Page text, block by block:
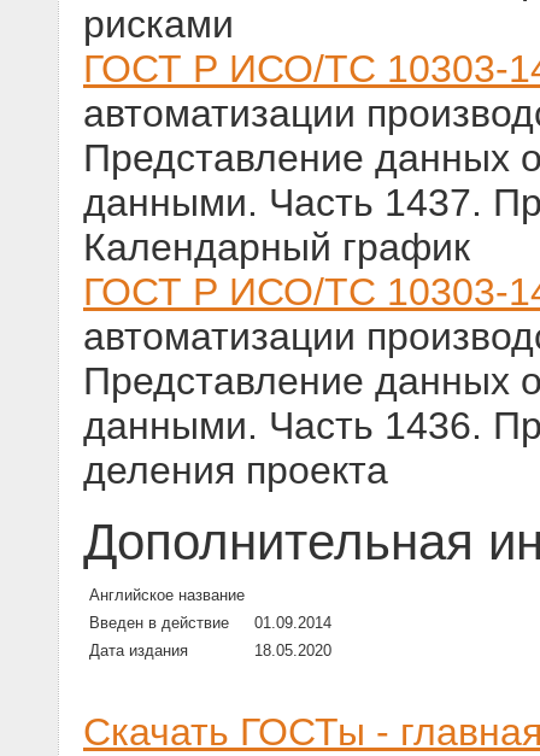
рисками
ГОСТ Р ИСО/ТС 10303-
автоматизации
Представление данных
данными. Часть 1437.
Календарный график
ГОСТ Р ИСО/ТС 10303-
автоматизации
Представление данных
данными. Часть 1436.
деления проекта
Дополнительная
Английское название
Введен в действие
01.09.2014
Дата издания
18.05.2020
Скачать ГОСТы -